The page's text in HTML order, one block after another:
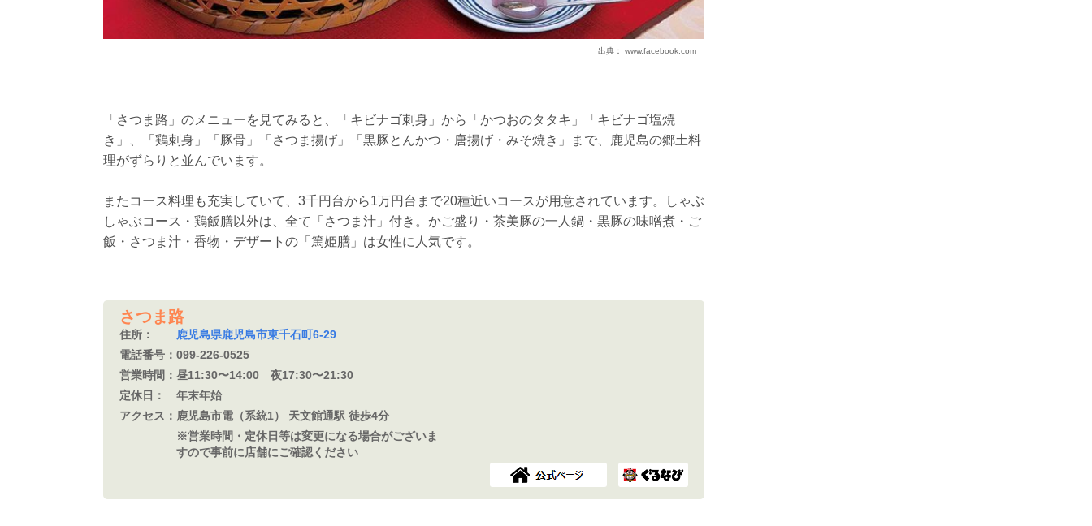
出典： www.facebook.com
「さつま路」のメニューを見てみると、「キビナゴ刺身」から「かつおのタタキ」「キビナゴ塩焼
き」、「鶏刺身」「豚骨」「さつま揚げ」「黒豚とんかつ・唐揚げ・みそ焼き」まで、鹿児島の郷土料
理がずらりと並んでいます。
またコース料理も充実していて、3千円台から1万円台まで20種近いコースが用意されています。しゃぶ
しゃぶコース・鶏飯膳以外は、全て「さつま汁」付き。かご盛り・茶美豚の一人鍋・黒豚の味噌煮・ご
飯・さつま汁・香物・デザートの「篤姫膳」は女性に人気です。
さつま路
住所：
鹿児島県鹿児島市東千石町6-29
電話番号： 099-226-0525
営業時間： 昼11:30〜14:00 夜17:30〜21:30
定休日：
年末年始
アクセス： 鹿児島市電（系統1） 天文館通駅 徒歩4分
※営業時間・定休日等は変更になる場合がございま
すので事前に店舗にご確認ください